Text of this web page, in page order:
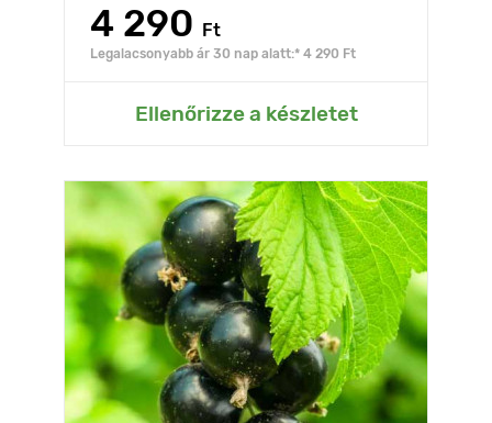
4 290 Ft
Legalacsonyabb ár 30 nap alatt:* 4 290 Ft
Ellenőrizze a készletet